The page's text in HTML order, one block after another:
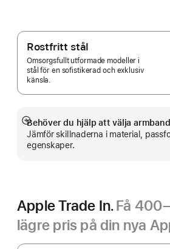
Rostfritt stål
Omsorgsfullt utformade modeller i
stål för en sofistikerad och exklusiv
känsla.
Behöver du hjälp att välja
Jämför skillnaderna i material,
egenskaper.
Visa
mer
Apple Trade In.Få
lägre pris på din nya
Fotnot
Apple